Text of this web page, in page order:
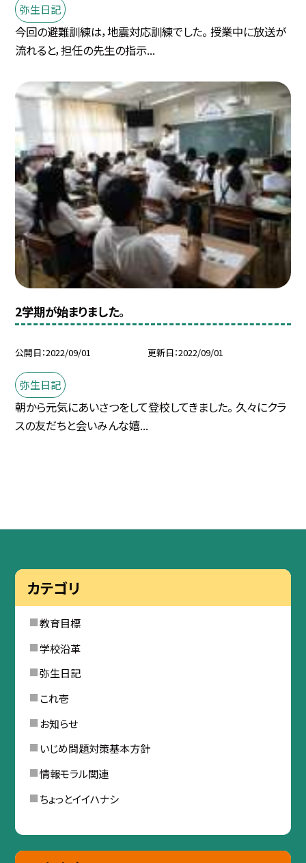
弥生日記
今回の避難訓練は，地震対応訓練でした。 授業中に放送が
流れると，担任の先生の指示...
2学期が始まりました。
公開日 2022/09/01 更新日 2022/09/01
弥生日記
朝から元気にあいさつをして登校してきました。 久々にクラ
スの友だちと会いみんな嬉...
カテゴリ
教育目標
学校沿革
弥生日記
これ壱
お知らせ
いじめ問題対策基本方針
情報モラル関連
ちょっとイイハナシ